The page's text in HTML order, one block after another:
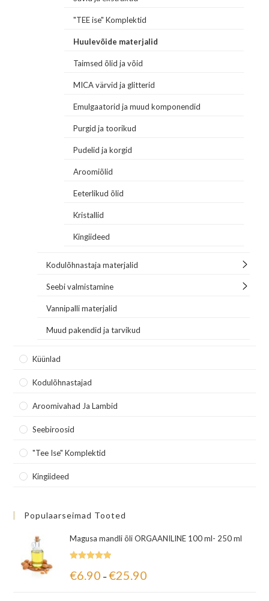
"TEE ise" Komplektid
Huulevõide materjalid
Taimsed õlid ja võid
MICA värvid ja glitterid
Emulgaatorid ja muud komponendid
Purgid ja toorikud
Pudelid ja korgid
Aroomiõlid
Eeterlikud õlid
Kristallid
Kingiideed
Kodulõhnastaja materjalid
Seebi valmistamine
Vannipalli materjalid
Muud pakendid ja tarvikud
Küünlad
Kodulõhnastajad
Aroomivahad Ja Lambid
Seebiroosid
"Tee Ise" Komplektid
Kingiideed
Populaarseimad Tooted
Magusa mandli õli ORGAANILINE 100 ml- 250 ml
5.00/ 5
€6.90 – €25.90